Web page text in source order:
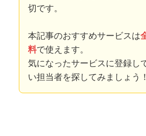
切です。
本記事のおすすめサービスは
料で使えます。
気になったサービスに登録し
い担当者を探してみましょう！